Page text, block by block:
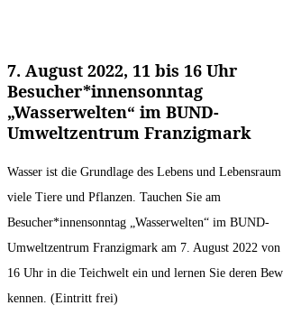
7. August 2022, 11 bis 16 Uhr
Besucher*innensonntag
„Wasserwelten“ im BUND-
Umweltzentrum Franzigmark
Wasser ist die Grundlage des Lebens und
viele Tiere und Pflanzen. Tauchen Sie am
Besucher*innensonntag „Wasserwelten“ im BUND-
Umweltzentrum Franzigmark am 7. August 2022 von
16 Uhr in die Teichwelt ein und lernen Sie deren
kennen. (Eintritt frei)